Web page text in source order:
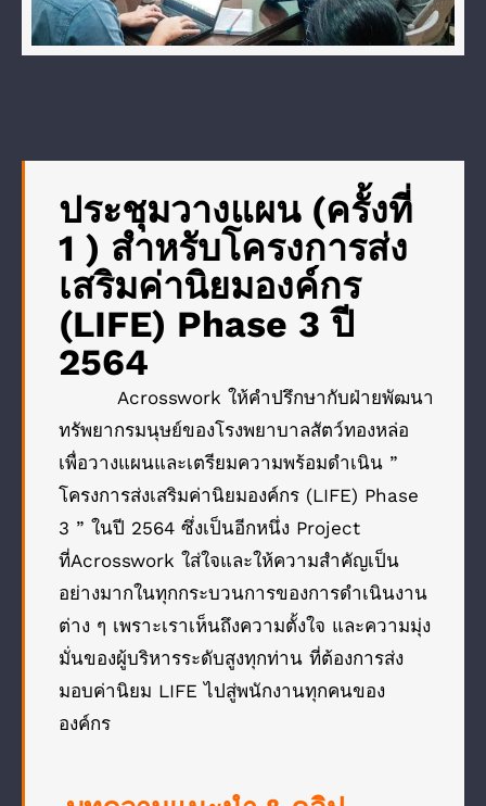
ประชุมวางแผน (ครั้งที่
1 ) สำหรับโครงการส่ง
เสริมค่านิยมองค์กร
(LIFE) Phase 3 ปี
2564
Acrosswork ให้คำปรึกษากับฝ่ายพัฒนา
ทรัพยากรมนุษย์ของโรงพยาบาลสัตว์ทองหล่อ
เพื่อวางแผนและเตรียมความพร้อมดำเนิน ”
โครงการส่งเสริมค่านิยมองค์กร (LIFE) Phase
3 ” ในปี 2564 ซึ่งเป็นอีกหนึ่ง Project
ที่Acrosswork ใส่ใจและให้ความสำคัญเป็น
อย่างมากในทุกกระบวนการของการดำเนินงาน
ต่าง ๆ เพราะเราเห็นถึงความตั้งใจ และความมุ่ง
มั่นของผู้บริหารระดับสูงทุกท่าน ที่ต้องการส่ง
มอบค่านิยม LIFE ไปสู่พนักงานทุกคนของ
องค์กร